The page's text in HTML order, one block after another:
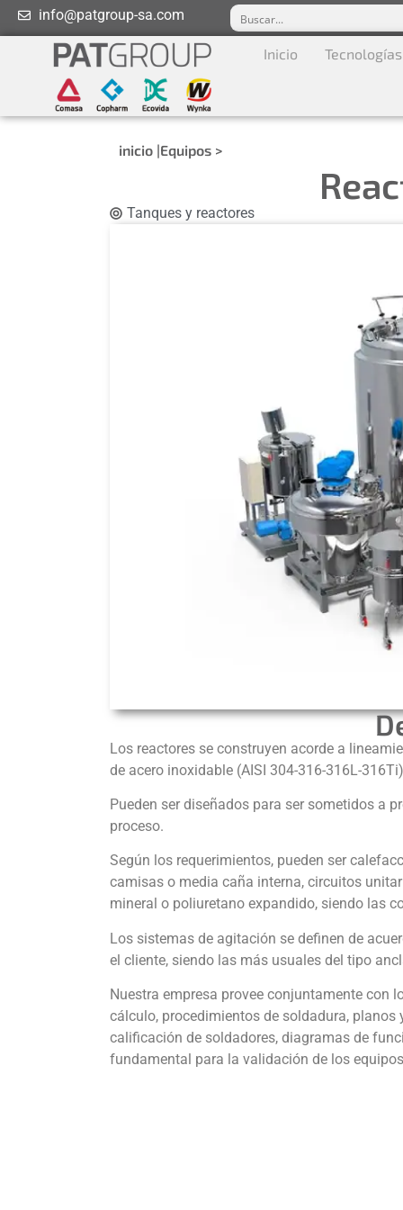
info@patgroup-sa.com
Inicio
inicio |Equipos >
Tanques y reactores
Los reactores se construyen acorde a
de acero inoxidable (AISI 304-316-316L-
Pueden ser diseñados para ser sometidos a
proceso.
Según los requerimientos, pueden ser
camisas o media caña interna, circuitos
mineral o poliuretano expandido, siendo las
Los sistemas de agitación se definen de
el cliente, siendo las más usuales del tipo
Nuestra empresa provee conjuntamente con
cálculo, procedimientos de soldadura,
calificación de soldadores, diagramas de
fundamental para la validación de los